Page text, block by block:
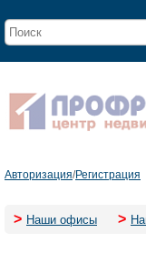
Авторизация/Регистрация
> Наши офисы >